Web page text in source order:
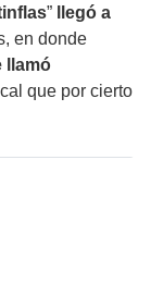
”
llegó a
en donde
llamó
que por cierto